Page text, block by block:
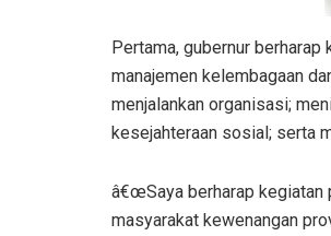
Pertama, gubernur
manajemen kelembagaan
menjalankan organisasi;
kesejahteraan sosial; serta
â€œSaya berharap kegiatan
masyarakat kewenangan